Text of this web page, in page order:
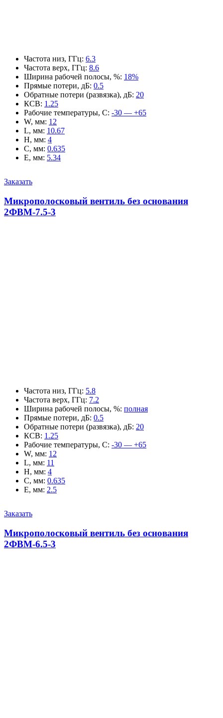
Частота низ, ГГц: 6.3
Частота верх, ГГц: 8.6
Ширина рабочей полосы, %: 18%
Прямые потери, дБ: 0.5
Обратные потери (развязка), дБ: 20
КСВ: 1.25
Рабочие температуры, С: -30 — +65
W, мм: 12
L, мм: 10.67
H, мм: 4
C, мм: 0.635
E, мм: 5.34
Заказать
Микрополосковый вентиль без основания
2ФВМ-7.5-3
Частота низ, ГГц: 5.8
Частота верх, ГГц: 7.2
Ширина рабочей полосы, %: полная
Прямые потери, дБ: 0.5
Обратные потери (развязка), дБ: 20
КСВ: 1.25
Рабочие температуры, С: -30 — +65
W, мм: 12
L, мм: 11
H, мм: 4
C, мм: 0.635
E, мм: 2.5
Заказать
Микрополосковый вентиль без основания
2ФВМ-6.5-3